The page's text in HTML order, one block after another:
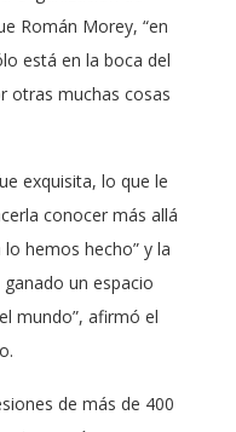
Román Morey, “en
está en la boca del
otras muchas cosas
exquisita, lo que le
conocer más allá
hemos hecho” y la
un espacio
mundo”, afirmó el
de más de 400